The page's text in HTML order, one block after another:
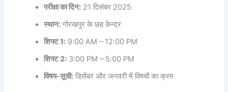
परीक्षा का दिन: 21 दिसंबर 2025
स्थान: गोरखपुर के छह केन्द्र
शिफ्ट 1: 9:00 AM – 12:00 PM
शिफ्ट 2: 3:00 PM – 5:00 PM
विषय-सूची: डिसेंबर और जनवरी में विषयों का क्रम